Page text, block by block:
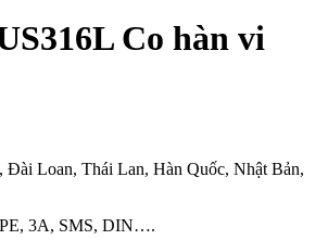
Co hàn vi
Đài Loan, Thái Lan, Hàn Quốc, Nhật Bản,
3A, SMS, DIN….